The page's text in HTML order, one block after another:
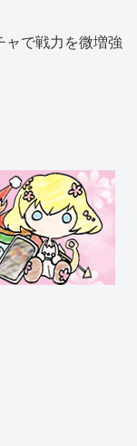
ャで戦力を微増強